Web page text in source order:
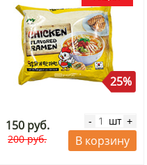
25%
150 руб.
200 руб.
- шт +
В корзину